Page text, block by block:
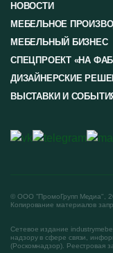
© ООО "ПромоГрупп Медиа",
Копирование материалов
НОВОСТИ
МЕБЕЛЬНОЕ
МЕБЕЛЬНЫЙ БИЗНЕС
СПЕЦПРОЕКТ «НА
ДИЗАЙНЕРСКИЕ
ВЫСТАВКИ И
Сетевое издание
надзору в сфере связи,
(Роскомнадзор). Реестровая